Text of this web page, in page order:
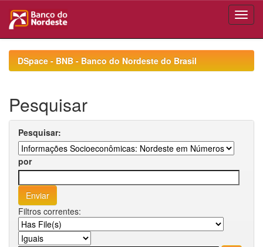
navigationDSpace - BNB - Banco do Nordeste do Brasil
Pesquisar
Pesquisar:
por
Filtros correntes: